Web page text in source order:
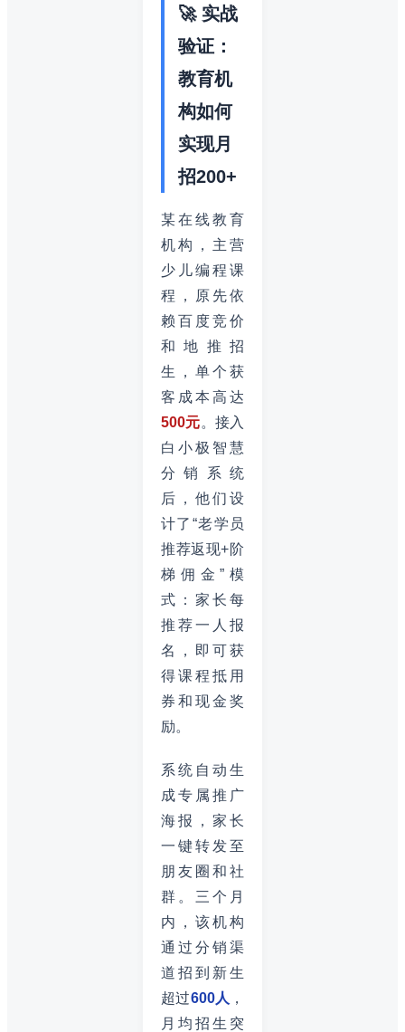
🚀 实战
验证：
教育机
构如何
实现月
招200+
某在线教育
机构，主营
少儿编程课
程，原先依
赖百度竞价
和地推招
生，单个获
客成本高达
500元。接入
白小极智慧
分销系统
后，他们设
计了“老学员
推荐返现+阶
梯佣金”模
式：家长每
推荐一人报
名，即可获
得课程抵用
券和现金奖
励。
系统自动生
成专属推广
海报，家长
一键转发至
朋友圈和社
群。三个月
内，该机构
通过分销渠
道招到新生
超过600人 ，
月均招生突